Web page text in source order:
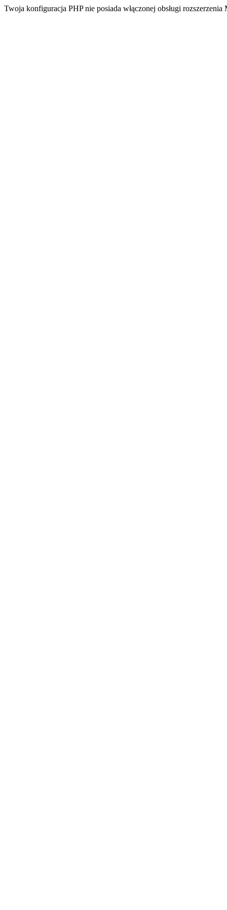
Twoja konfiguracja PHP nie posiada włączonej obsługi